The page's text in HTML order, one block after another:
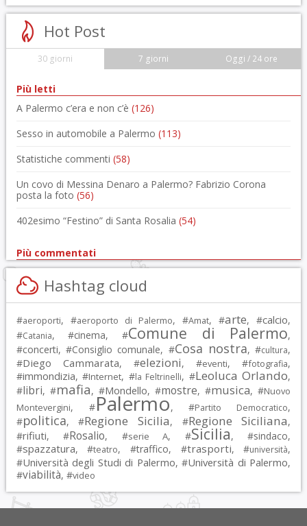
Hot Post
30 giorni 7 giorni Oggi / 24 ore
Più letti
A Palermo c’era e non c’è (126)
Sesso in automobile a Palermo (113)
Statistiche commenti (58)
Un covo di Messina Denaro a Palermo? Fabrizio Corona
posta la foto (56)
402esimo “Festino” di Santa Rosalia (54)
Più commentati
Hashtag cloud
#aeroporti, #aeroporto di Palermo, #Amat, #arte, #calcio,
#Catania, #cinema, #Comune di Palermo,
#concerti, #Consiglio comunale, #Cosa nostra, #cultura,
#Diego Cammarata, #elezioni, #eventi, #fotografia,
#immondizia, #Internet, #la Feltrinelli, #Leoluca Orlando,
#libri, #mafia, #Mondello, #mostre, #musica, #Nuovo
Montevergini, #Palermo, #Partito Democratico,
#politica, #Regione Sicilia, #Regione Siciliana,
#rifiuti, #Rosalio, #serie A, #Sicilia, #sindaco,
#spazzatura, #teatro, #traffico, #trasporti, #università,
#Università degli Studi di Palermo, #Università di Palermo,
#viabilità, #video